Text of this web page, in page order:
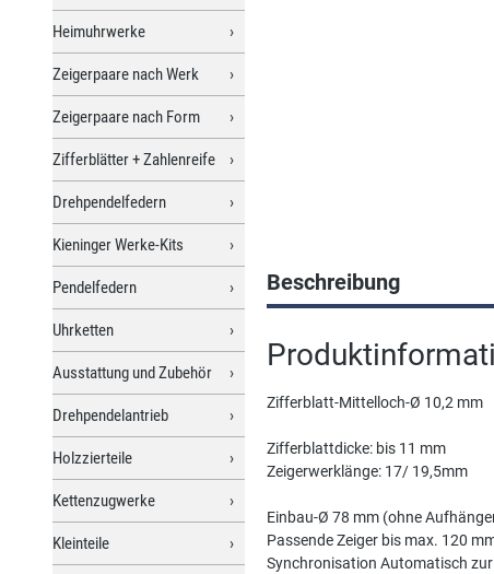
Heimuhrwerke
Zeigerpaare nach Werk
Zeigerpaare nach Form
Zifferblätter + Zahlenreife
Drehpendelfedern
Kieninger Werke-Kits
Pendelfedern
Uhrketten
Ausstattung und Zubehör
Drehpendelantrieb
Holzzierteile
Kettenzugwerke
Kleinteile
Beschreibung
Zifferblatt-Mittelloch-Ø 10,2 mm
Zifferblattdicke: bis 11 mm
Zeigerwerklänge: 17/ 19,5mm
Einbau-Ø 78 mm (ohne
Passende Zeiger bis max. 120
Synchronisation Automatisch